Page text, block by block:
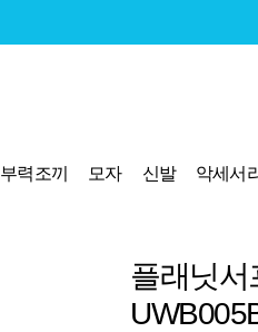
부력조끼 모자 신발 악세서리
플래닛서